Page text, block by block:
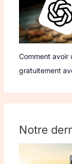
Comment avoir
gratuitement
Notre